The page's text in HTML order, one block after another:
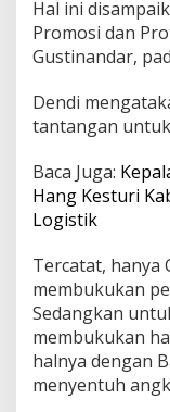
Hal ini
Promosi dan
Gustinandar,
Dendi
tantangan
Baca Juga:
Hang Kesturi
Logistik
Tercatat, hanya
membukukan
Sedangkan
membukukan
halnya dengan
menyentuh